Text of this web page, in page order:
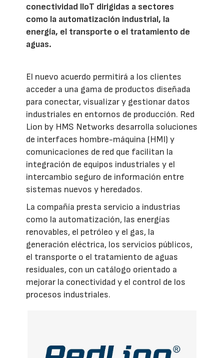
conectividad IIoT dirigidas a sectores
como la automatización industrial, la
energía, el transporte o el tratamiento de
aguas.
El nuevo acuerdo permitirá a los clientes
acceder a una gama de productos diseñada
para conectar, visualizar y gestionar datos
industriales en entornos de producción. Red
Lion by HMS Networks desarrolla soluciones
de interfaces hombre-máquina (HMI) y
comunicaciones de red que facilitan la
integración de equipos industriales y el
intercambio seguro de información entre
sistemas nuevos y heredados.
La compañía presta servicio a industrias
como la automatización, las energías
renovables, el petróleo y el gas, la
generación eléctrica, los servicios públicos,
el transporte o el tratamiento de aguas
residuales, con un catálogo orientado a
mejorar la conectividad y el control de los
procesos industriales.